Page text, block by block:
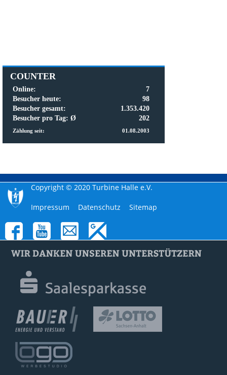
COUNTER
Online:
7
Besucher heute:
98
Besucher gesamt:
1.353.420
Besucher pro Tag: Ø
202
Zählung seit: 01.08.2003
Copyright © 2020 Turbine Halle e.V.
Navigation
Impressum Datenschutz Sitemap